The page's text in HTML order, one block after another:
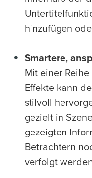
hinzufügen
Smartere,
Mit einer
Effekte kann
stilvoll
gezielt in
gezeigten
Betrachtern
verfolgt